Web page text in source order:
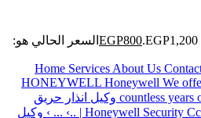
EGP800
السعر الحالي هو: